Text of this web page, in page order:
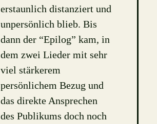
erstaunlich distanziert und
unpersönlich blieb. Bis
dann der “Epilog” kam, in
dem zwei Lieder mit sehr
viel stärkerem
persönlichem Bezug und
das direkte Ansprechen
des Publikums doch noch